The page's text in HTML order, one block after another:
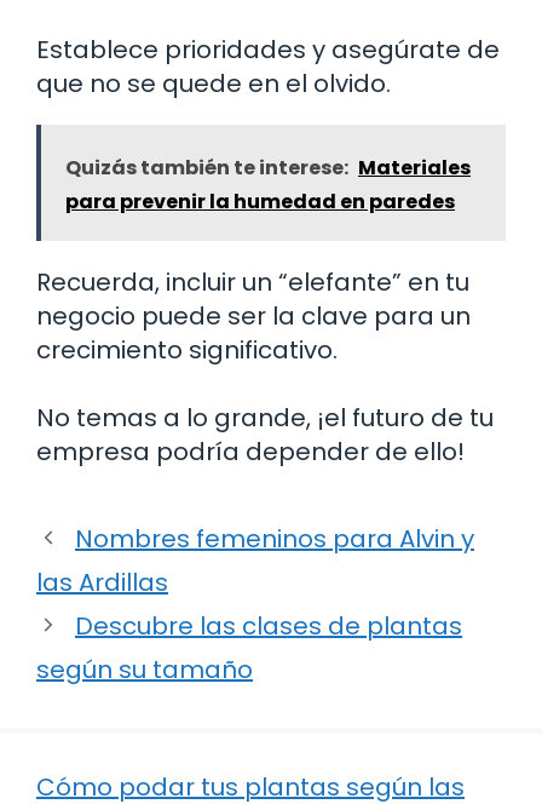
Establece prioridades y asegúrate de
que no se quede en el olvido.
Quizás también te interese: Materiales
para prevenir la humedad en paredes
Recuerda, incluir un “elefante” en tu
negocio puede ser la clave para un
crecimiento significativo.
No temas a lo grande, ¡el futuro de tu
empresa podría depender de ello!
Nombres femeninos para Alvin y
las Ardillas
Descubre las clases de plantas
según su tamaño
Cómo podar tus plantas según las